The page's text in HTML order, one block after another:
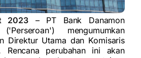
2023– PT Bank Danamon
mengumumkan
Direktur Utama dan Komisaris
Rencana perubahan ini akan